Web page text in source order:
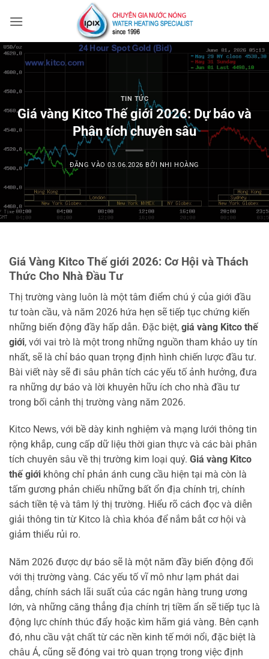
qua
dung
TIN TỨC
Giá vàng Kitco Thế giới 2026: Dự báo và
Phân tích chuyên sâu
ĐĂNG VÀO03.06.2026 BỞI NHI HOÀNG
Giá Vàng Kitco Thế giới 2026: Cơ Hội và Thách
Thức Cho Nhà Đầu Tư
Thị trường vàng luôn là một tâm điểm chú ý của giới đầu
tư toàn cầu, và năm 2026 hứa hẹn sẽ tiếp tục chứng kiến
những biến động đầy hấp dẫn. Đặc biệt, giá vàng Kitco thế
giới, với vai trò là một trong những nguồn tham khảo uy tín
nhất, sẽ là chỉ báo quan trọng định hình chiến lược đầu tư.
Bài viết này sẽ đi sâu phân tích các yếu tố ảnh hưởng, đưa
ra những dự báo và lời khuyên hữu ích cho nhà đầu tư
trong bối cảnh thị trường vàng năm 2026.
Kitco News, với bề dày kinh nghiệm và mạng lưới thông tin
rộng khắp, cung cấp dữ liệu thời gian thực và các bài phân
tích chuyên sâu về thị trường kim loại quý. Giá vàng Kitco
thế giới không chỉ phản ánh cung cầu hiện tại mà còn là
tấm gương phản chiếu những bất ổn địa chính trị, chính
sách tiền tệ và tâm lý thị trường. Hiểu rõ cách đọc và diễn
giải thông tin từ Kitco là chìa khóa để nắm bắt cơ hội và
giảm thiểu rủi ro.
Năm 2026 được dự báo sẽ là một năm đầy biến động đối
với thị trường vàng. Các yếu tố vĩ mô như lạm phát dai
dẳng, chính sách lãi suất của các ngân hàng trung ương
lớn, và những căng thẳng địa chính trị tiềm ẩn sẽ tiếp tục là
động lực chính thúc đẩy hoặc kìm hãm giá vàng. Bên cạnh
đó, nhu cầu vật chất từ các nền kinh tế mới nổi, đặc biệt là
châu Á, cũng sẽ đóng vai trò quan trọng trong việc định